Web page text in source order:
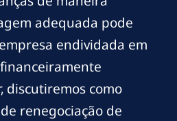
adequada pode
endividada em
discutiremos como
renegociação de